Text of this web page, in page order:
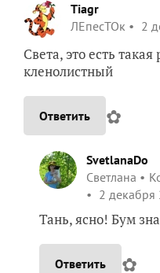
Tiagr
ЛЕпесТОк
2
Света, это есть
кленолистный
Ответить ✿
SvetlanaDo
Светлана
2 декабря
Тань, ясно! Бум
Ответить ✿